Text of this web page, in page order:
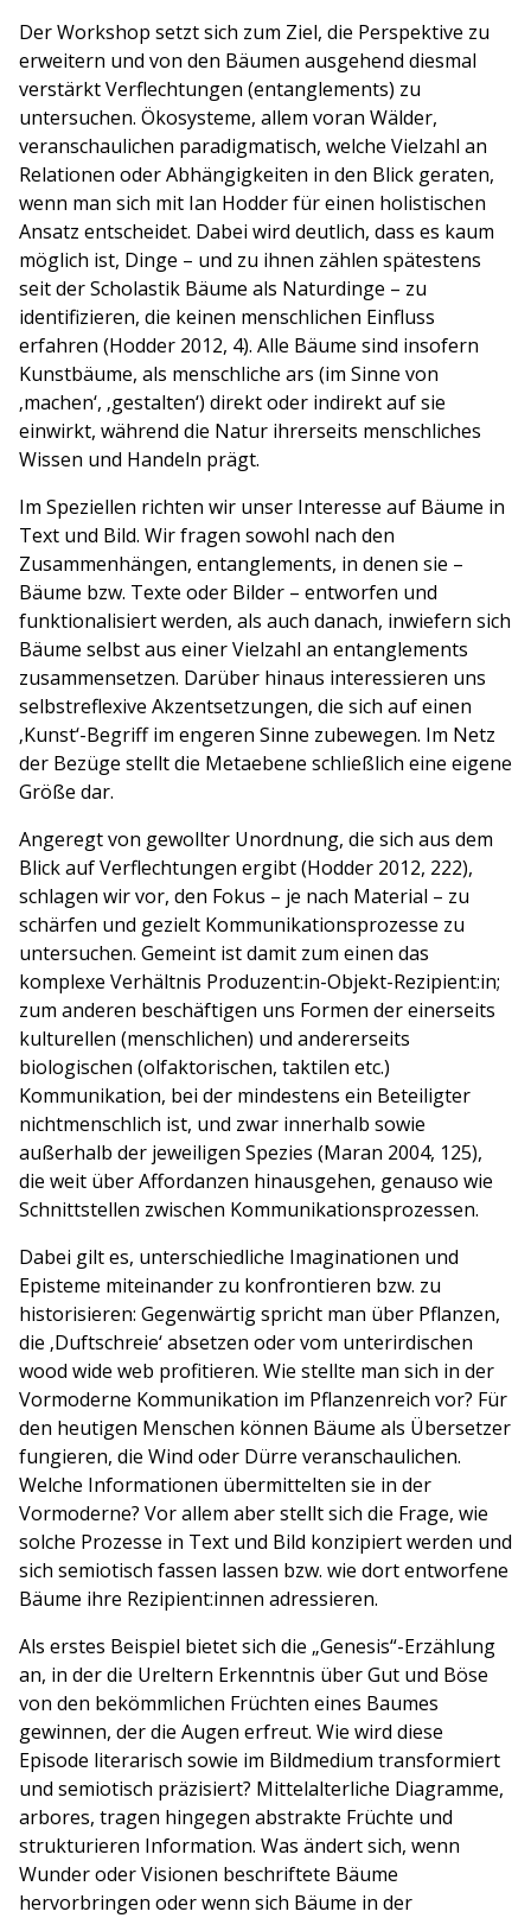
Der Workshop setzt sich zum Ziel, die Perspektive zu
erweitern und von den Bäumen ausgehend diesmal
verstärkt Verflechtungen (entanglements) zu
untersuchen. Ökosysteme, allem voran Wälder,
veranschaulichen paradigmatisch, welche Vielzahl an
Relationen oder Abhängigkeiten in den Blick geraten,
wenn man sich mit Ian Hodder für einen holistischen
Ansatz entscheidet. Dabei wird deutlich, dass es kaum
möglich ist, Dinge – und zu ihnen zählen spätestens
seit der Scholastik Bäume als Naturdinge – zu
identifizieren, die keinen menschlichen Einfluss
erfahren (Hodder 2012, 4). Alle Bäume sind insofern
Kunstbäume, als menschliche ars (im Sinne von
‚machen‘, ‚gestalten‘) direkt oder indirekt auf sie
einwirkt, während die Natur ihrerseits menschliches
Wissen und Handeln prägt.
Im Speziellen richten wir unser Interesse auf Bäume in
Text und Bild. Wir fragen sowohl nach den
Zusammenhängen, entanglements, in denen sie –
Bäume bzw. Texte oder Bilder – entworfen und
funktionalisiert werden, als auch danach, inwiefern sich
Bäume selbst aus einer Vielzahl an entanglements
zusammensetzen. Darüber hinaus interessieren uns
selbstreflexive Akzentsetzungen, die sich auf einen
‚Kunst‘-Begriff im engeren Sinne zubewegen. Im Netz
der Bezüge stellt die Metaebene schließlich eine eigene
Größe dar.
Angeregt von gewollter Unordnung, die sich aus dem
Blick auf Verflechtungen ergibt (Hodder 2012, 222),
schlagen wir vor, den Fokus – je nach Material – zu
schärfen und gezielt Kommunikationsprozesse zu
untersuchen. Gemeint ist damit zum einen das
komplexe Verhältnis Produzent:in-Objekt-Rezipient:in;
zum anderen beschäftigen uns Formen der einerseits
kulturellen (menschlichen) und andererseits
biologischen (olfaktorischen, taktilen etc.)
Kommunikation, bei der mindestens ein Beteiligter
nichtmenschlich ist, und zwar innerhalb sowie
außerhalb der jeweiligen Spezies (Maran 2004, 125),
die weit über Affordanzen hinausgehen, genauso wie
Schnittstellen zwischen Kommunikationsprozessen.
Dabei gilt es, unterschiedliche Imaginationen und
Episteme miteinander zu konfrontieren bzw. zu
historisieren: Gegenwärtig spricht man über Pflanzen,
die ‚Duftschreie‘ absetzen oder vom unterirdischen
wood wide web profitieren. Wie stellte man sich in der
Vormoderne Kommunikation im Pflanzenreich vor? Für
den heutigen Menschen können Bäume als Übersetzer
fungieren, die Wind oder Dürre veranschaulichen.
Welche Informationen übermittelten sie in der
Vormoderne? Vor allem aber stellt sich die Frage, wie
solche Prozesse in Text und Bild konzipiert werden und
sich semiotisch fassen lassen bzw. wie dort entworfene
Bäume ihre Rezipient:innen adressieren.
Als erstes Beispiel bietet sich die „Genesis“-Erzählung
an, in der die Ureltern Erkenntnis über Gut und Böse
von den bekömmlichen Früchten eines Baumes
gewinnen, der die Augen erfreut. Wie wird diese
Episode literarisch sowie im Bildmedium transformiert
und semiotisch präzisiert? Mittelalterliche Diagramme,
arbores, tragen hingegen abstrakte Früchte und
strukturieren Information. Was ändert sich, wenn
Wunder oder Visionen beschriftete Bäume
hervorbringen oder wenn sich Bäume in der